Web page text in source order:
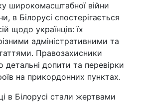
широкомасштабної війни
в Білорусі спостерігається
щодо українців: їх
адміністративними та
Правозахисники
детальні допити та перевірки
на прикордонних пунктах.
в Білорусі стали жертвами